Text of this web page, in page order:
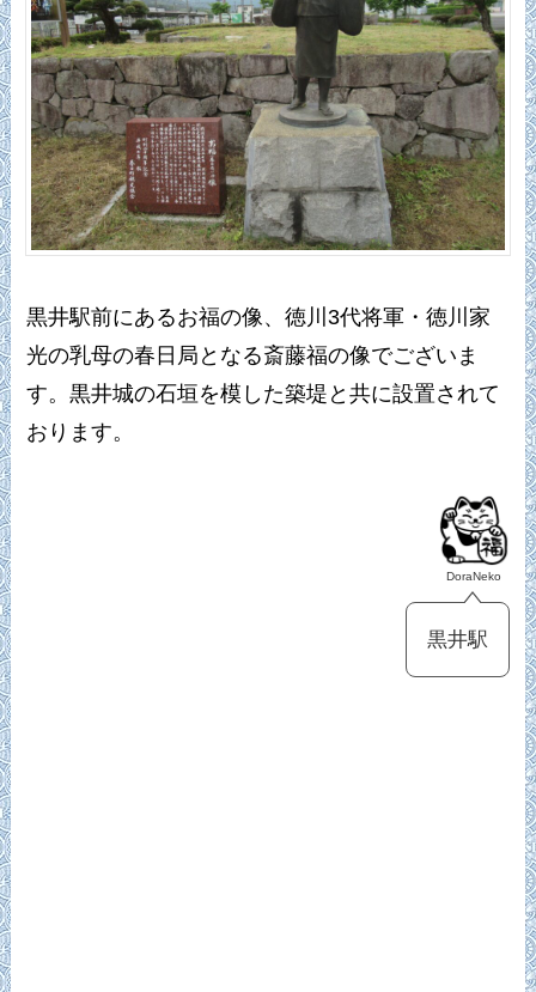
黒井駅前にあるお福の像、徳川3代将軍・徳川家
光の乳母の春日局となる斎藤福の像でございま
す。黒井城の石垣を模した築堤と共に設置されて
おります。
DoraNeko
黒井駅